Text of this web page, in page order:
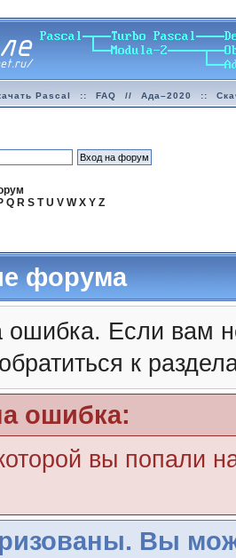
Pascal :: FAQ // Ада–2020 ::
Q R S T U V W X Y Z
форума
Если вам
к
ошибка:
вы попали
Вы